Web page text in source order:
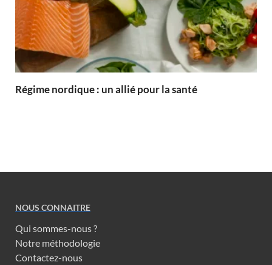
Régime nordique : un allié pour la santé
NOUS CONNAITRE
Qui sommes-nous ?
Notre méthodologie
Contactez-nous